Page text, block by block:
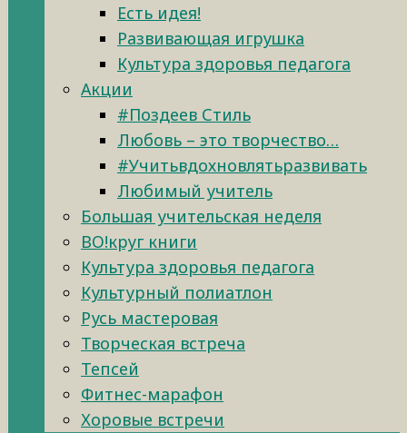
Есть идея!
Развивающая игрушка
Культура здоровья педагога
Акции
#Поздеев Стиль
Любовь – это творчество…
#Учитьвдохновлятьразвивать
Любимый учитель
Большая учительская неделя
ВО!круг книги
Культура здоровья педагога
Культурный полиатлон
Русь мастеровая
Творческая встреча
Тепсей
Фитнес-марафон
Хоровые встречи